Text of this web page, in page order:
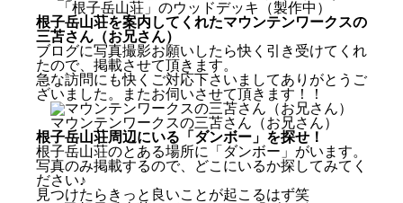
「根子岳山荘」のウッドデッキ（製作中）
根子岳山荘を案内してくれたマウンテンワークスの
三苫さん（お兄さん）
ブログに写真撮影お願いしたら快く引き受けてくれ
たので、掲載させて頂きます。
急な訪問にも快くご対応下さいましてありがとうご
ざいました。またお伺いさせて頂きます！！
マウンテンワークスの三苫さん（お兄さん）
根子岳山荘周辺にいる「ダンボー」を探せ！
根子岳山荘のとある場所に「ダンボー」がいます。
写真のみ掲載するので、どこにいるか探してみてく
ださい♪
見つけたらきっと良いことが起こるはず笑